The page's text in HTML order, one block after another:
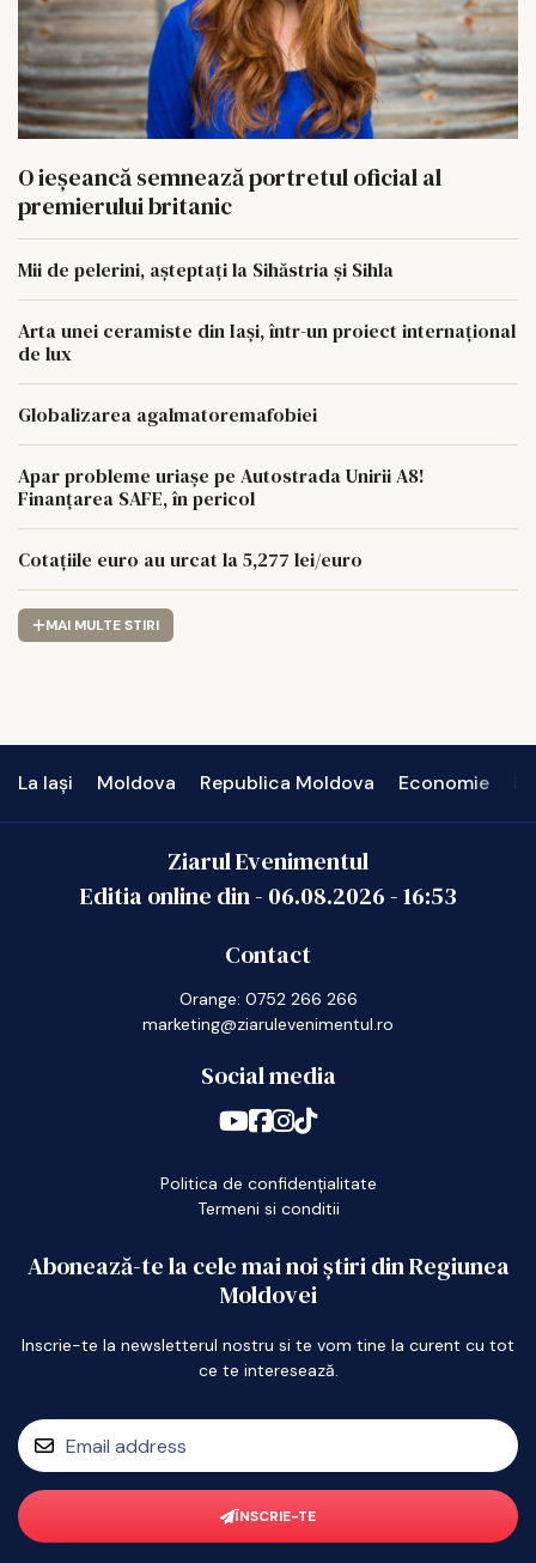
O ieșeancă semnează portretul oficial al
premierului britanic
Mii de pelerini, așteptați la Sihăstria și Sihla
Arta unei ceramiste din Iași, într-un proiect internațional
de lux
Globalizarea agalmatoremafobiei
Apar probleme uriașe pe Autostrada Unirii A8!
Finanțarea SAFE, în pericol
Cotațiile euro au urcat la 5,277 lei/euro
MAI MULTE STIRI
La Iași Moldova Republica Moldova Economie
Ziarul Evenimentul
Editia online din - 06.08.2026-16:53
Contact
Orange: 0752 266 266
marketing@ziarulevenimentul.ro
Social media
Politica de confidențialitate
Termeni si conditii
Abonează-te la cele mai noi știri din Regiunea
Moldovei
Inscrie-te la newsletterul nostru si te vom tine la curent cu tot
ce te interesează.
ÎNSCRIE-TE